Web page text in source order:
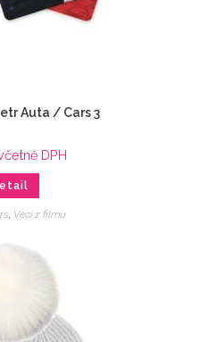
Auta / Cars 3
DPH
Veci z filmu